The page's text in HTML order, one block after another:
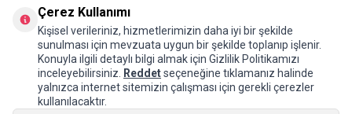
Hakkımızda
Çerez Kullanımı
Kişisel verileriniz, hizmetlerimizin daha iyi bir şekilde
sunulması için mevzuata uygun bir şekilde toplanıp işlenir.
Konuyla ilgili detaylı bilgi almak için Gizlilik Politikamızı
inceleyebilirsiniz.
Reddetseçeneğine tıklamanız halinde
yalnızca internet sitemizin çalışması için gerekli çerezler
kullanılacaktır.